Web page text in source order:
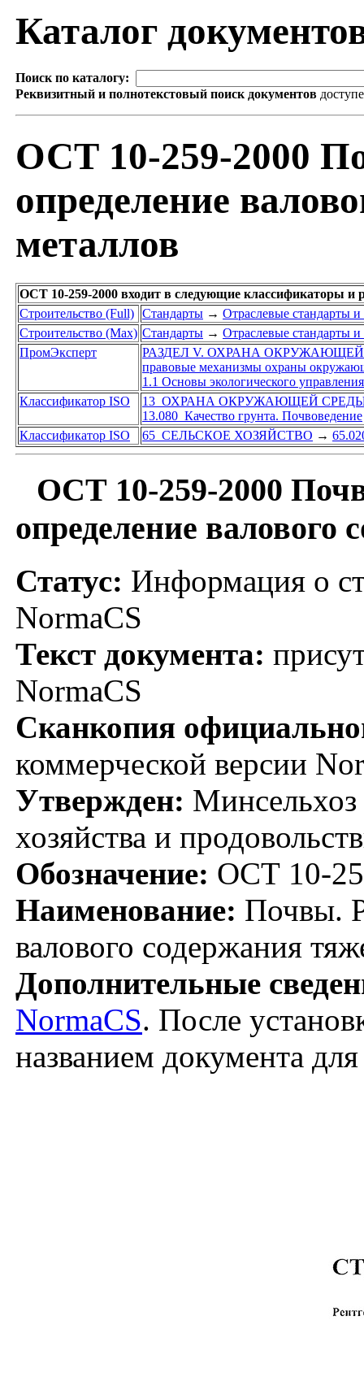
Каталог
Поиск по каталогу:
Реквизитный и полнотекстовый поиск документов
ОСТ 10-259-2000
определение
металлов
ОСТ 10-259-2000 входит в следующие классификаторы и
Строительство (Full) Стандарты → Отраслевые стандарты и
Строительство (Max) Стандарты → Отраслевые стандарты и
ПромЭксперт
РАЗДЕЛ V. ОХРАНА
правовые механизмы охраны
1.1 Основы экологического управления
Классификатор ISO
13 ОХРАНА ОКРУЖАЮЩЕЙ
13.080 Качество грунта. Почвоведение
Классификатор ISO
65 СЕЛЬСКОЕ ХОЗЯЙСТВО →
ОСТ 10-259-2000
определение
Статус: Информация о
NormaCS
Текст документа:
NormaCS
Сканкопия
коммерческой версии
Утвержден: Минсельхоз
хозяйства и
Обозначение: ОСТ 10-
Наименование: Почвы.
валового содержания
Дополнительные
NormaCS. После
названием документа